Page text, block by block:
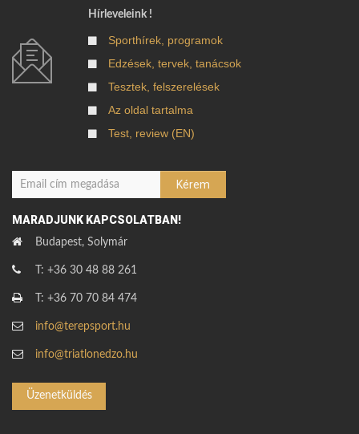
Hírleveleink !
Sporthírek, programok
Edzések, tervek, tanácsok
Tesztek, felszerelések
Az oldal tartalma
Test, review (EN)
MARADJUNK KAPCSOLATBAN!
Budapest, Solymár
T: +36 30 48 88 261
T: +36 70 70 84 474
info@terepsport.hu
info@triatlonedzo.hu
Üzenetküldés